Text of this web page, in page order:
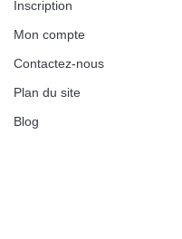
Inscription
Mon compte
Contactez-nous
Plan du site
Blog